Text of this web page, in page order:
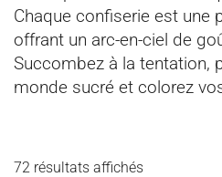
Chaque confiserie est une
offrant un arc-en-ciel de
Succombez à la tentation,
monde sucré et colorez
72 résultats affichés